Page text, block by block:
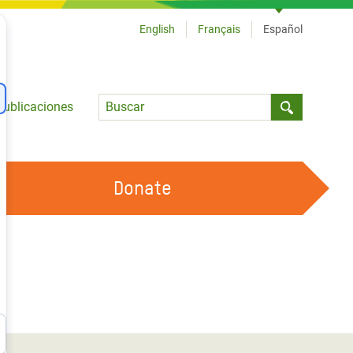
Publicaciones
Language
English Français Español
Donate